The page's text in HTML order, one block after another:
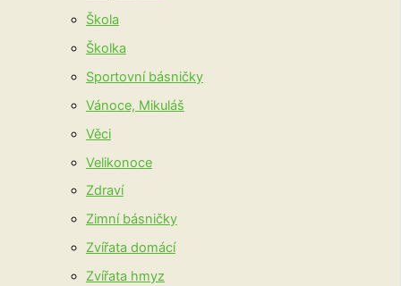
Škola
Školka
Sportovní básničky
Vánoce, Mikuláš
Věci
Velikonoce
Zdraví
Zimní básničky
Zvířata domácí
Zvířata hmyz